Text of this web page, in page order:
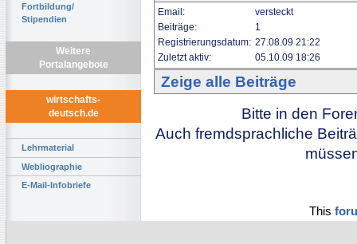
Fortbildung/
Stipendien
Weitere
Portalangebote
wirtschafts-
deutsch.de
Lehrmaterial
Webliographie
E-Mail-Infobriefe
Email:
versteckt
Beiträge:
1
Registrierungsdatum: 27.08.09 21:22
Zuletzt aktiv:
05.10.09 18:26
Zeige alle Beiträge
Bitte in den
Auch fremdsprachliche
This